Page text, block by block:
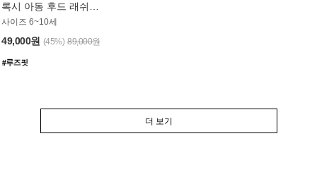
록시 아동 후드 래쉬가드 GT764MRX
사이즈 6~10세
49,000원 (45%) 89,000원
더 보기